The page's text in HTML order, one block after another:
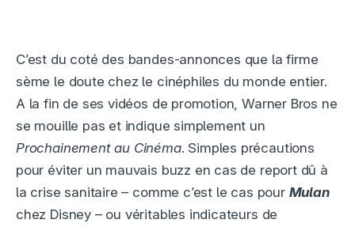
C’est du coté des bandes-annonces que la firme
sème le doute chez le cinéphiles du monde entier.
A la fin de ses vidéos de promotion, Warner Bros ne
se mouille pas et indique simplement un
Prochainement au Cinéma. Simples précautions
pour éviter un mauvais buzz en cas de report dû à
la crise sanitaire – comme c’est le cas pour Mulan
chez Disney – ou véritables indicateurs de